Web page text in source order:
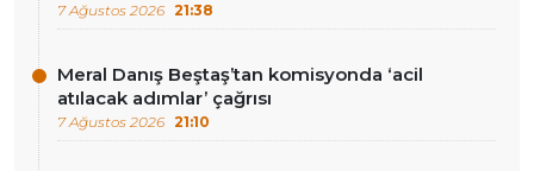
7 Ağustos 2026 21:38
Meral Danış Beştaş’tan komisyonda ‘acil
atılacak adımlar’ çağrısı
7 Ağustos 2026 21:10